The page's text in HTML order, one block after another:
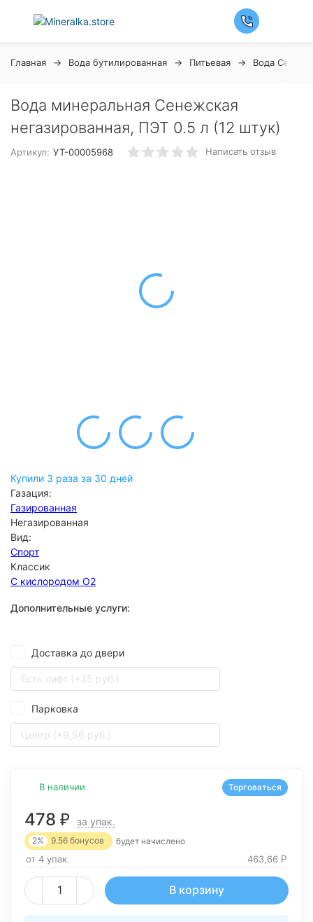
Главная Вода бутилированная Питьевая Вода
Вода минеральная Сенежская
негазированная, ПЭТ 0.5 л (12 штук)
Артикул: УТ-00005968 Написать отзыв
Купили 3 раза за 30 дней
Газация:
Газированная
Негазированная
Вид:
Спорт
Классик
С кислородом О2
Дополнительные услуги:
Доставка до двери
Есть лифт (+35 руб.)
Парковка
Центр (+9,56 руб.)
В наличии
478 ₽ за упак.
2% 9.56 бонусов будет начислено
от 4 упак. 463,66 Р
В корзину
Торговаться